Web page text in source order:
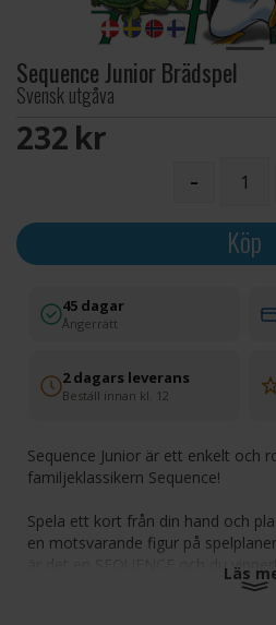
Sequence Junior Brädspel
Svensk utgåva
232 SEK
-
Köp
45 dagar
Ångerrätt
2 dagars leverans
Beställ innan kl. 12
Sequence Junior är ett enkelt och
familjeklassikern Sequence!
Spela ett kort från din hand och
en motsvarande figur på
är det en SEQUENCE och du
enhörningskort för att placera din
Läs